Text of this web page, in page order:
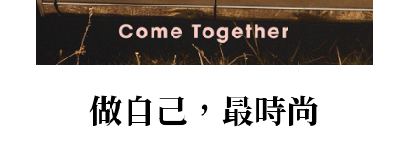
做自己，最時尚